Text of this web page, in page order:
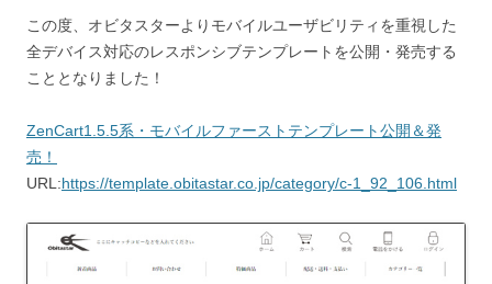
この度、オビタスターよりモバイルユーザビリティを重視した
全デバイス対応のレスポンシブテンプレートを公開・発売する
こととなりました！
ZenCart1.5.5系・モバイルファーストテンプレート公開＆発
売！
URL:https://template.obitastar.co.jp/category/c-1_92_106.html